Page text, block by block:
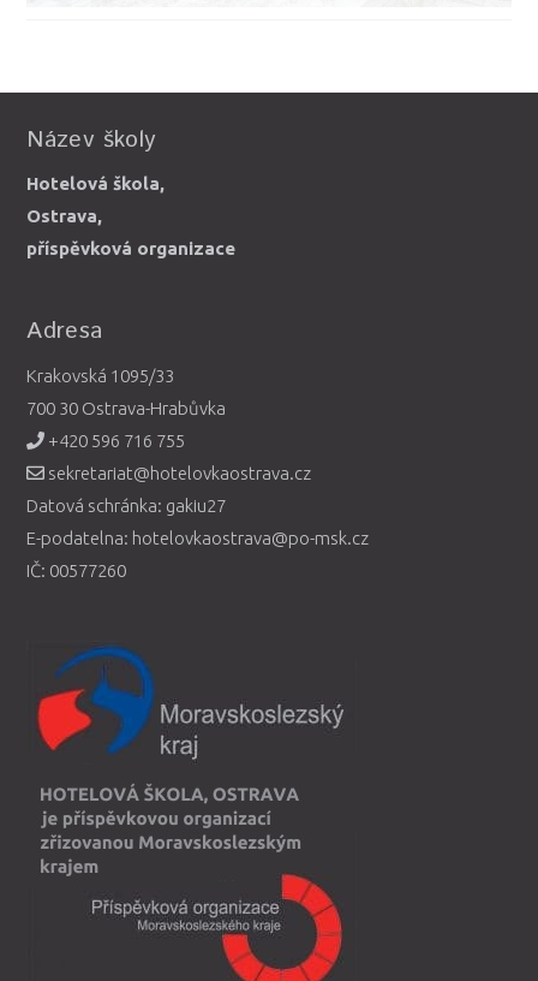
Název školy
Hotelová škola,
Ostrava,
příspěvková organizace
Adresa
Krakovská 1095/33
700 30 Ostrava-Hrabůvka
+420 596 716 755
sekretariat@hotelovkaostrava.cz
Datová schránka: gakiu27
E-podatelna: hotelovkaostrava@po-msk.cz
IČ: 00577260